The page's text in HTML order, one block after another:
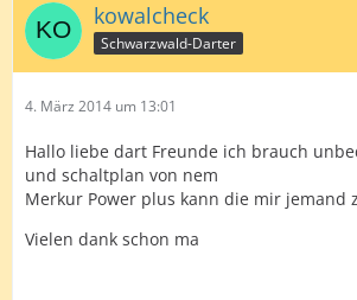
kowalcheck
Schwarzwald-Darter
4. März 2014 um 13:01
Hallo liebe dart Freunde ich brauch
und schaltplan von nem
Merkur Power plus kann die mir jemand
Vielen dank schon ma